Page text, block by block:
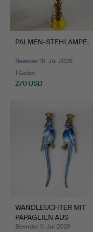
PALMEN-STEHLAMPE.
Beendet 18. Jul 2026
1 Gebot
270 USD
WANDLEUCHTER MIT
PAPAGEIEN AUS
PORZELLAN.
Beendet 11. Jul 2026